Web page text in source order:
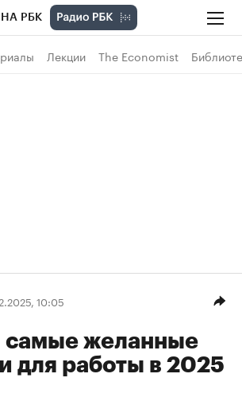
РБК
Лекции The Economist
10:05
самые желанные
для работы в 2025